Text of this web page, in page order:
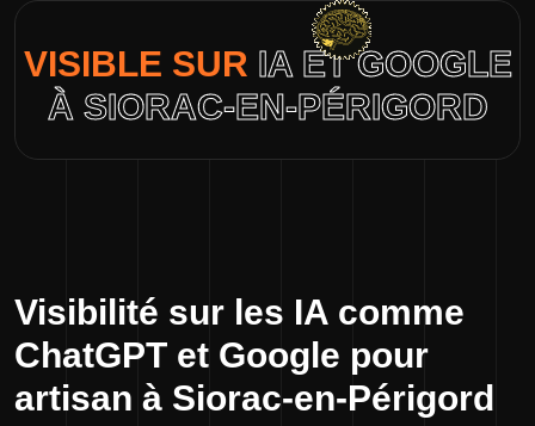
VISIBLE SUR IA ET GOOGLE
À SIORAC-EN-PÉRIGORD
Visibilité sur les IA comme
ChatGPT et Google pour
artisan à Siorac-en-Périgord